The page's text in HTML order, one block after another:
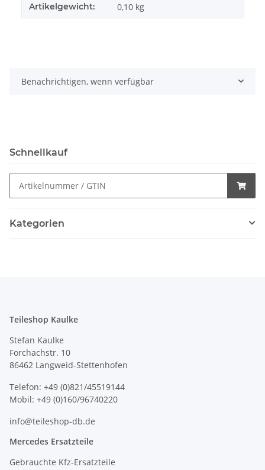
Artikelgewicht: 0,10 kg
Benachrichtigen, wenn verfügbar
Schnellkauf
Kategorien
Teileshop Kaulke
Stefan Kaulke
Forchachstr. 10
86462 Langweid-Stettenhofen
Telefon: +49 (0)821/45519144
Mobil: +49 (0)160/96740220
info@teileshop-db.de
Mercedes Ersatzteile
Gebrauchte Kfz-Ersatzteile